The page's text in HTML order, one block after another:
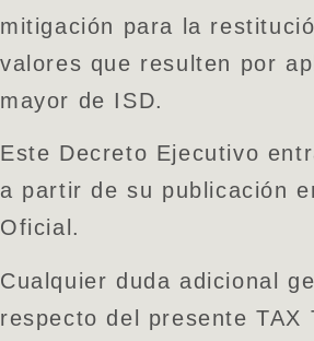
mitigación para la
valores que resulten por
mayor de ISD.
Este Decreto Ejecutivo
a partir de su publicación
Oficial.
Cualquier duda adicional
respecto del presente TAX